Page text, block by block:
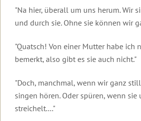
Partnerschaft
Führungskräfte-
für
Therapeuten
Wie
gelingt
Events
Seminarteilnehmer
Hotels
Video
zur
Rückmeldungen
Brief
2025
2023
2022
Robert
Betz
Welt
Für
alle
Robert
Betz
"Na hier, überall um uns herum. Wir
und durch sie. Ohne sie können wir
"Quatsch! Von einer Mutter habe ich
bemerkt, also gibt es sie auch nicht."
"Doch, manchmal, wenn wir ganz
singen hören. Oder spüren, wenn sie
streichelt...."